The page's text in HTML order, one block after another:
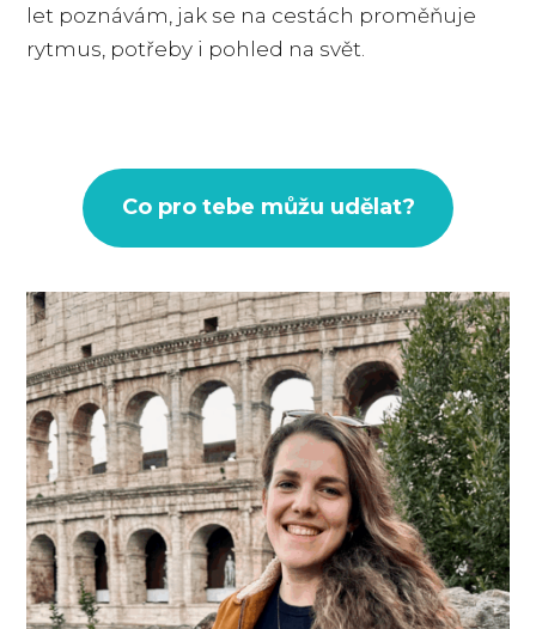
let poznávám, jak se na cestách proměňuje
rytmus, potřeby i pohled na svět.
Co pro tebe můžu udělat?